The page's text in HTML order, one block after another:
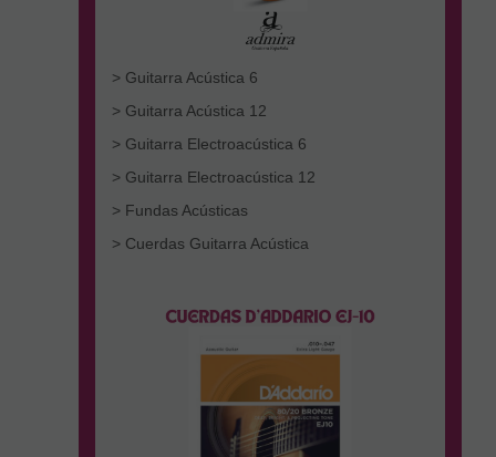
> Guitarra Acústica 6
> Guitarra Acústica 12
> Guitarra Electroacústica 6
> Guitarra Electroacústica 12
> Fundas Acústicas
> Cuerdas Guitarra Acústica